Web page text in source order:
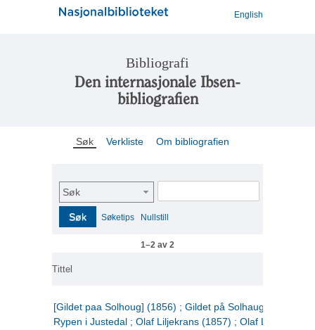
English
Bibliografi
Den internasjonale Ibsen-
bibliografien
Søk Verkliste Om bibliografien
Søk
Søk Søketips Nullstill
1–2 av 2
Tittel
[Gildet paa Solhoug] (1856) ; Gildet på Solhaug (1883) ;
Rypen i Justedal ; Olaf Liljekrans (1857) ; Olaf Liljekrans